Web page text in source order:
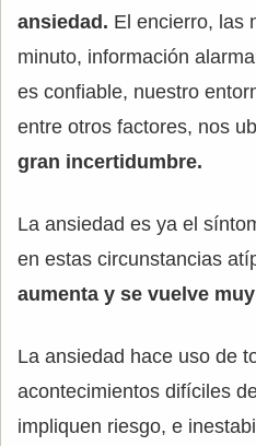
ansiedad. El encierro, las
minuto, información
es confiable, nuestro
entre otros factores, nos
gran incertidumbre.
La ansiedad es ya el
en estas circunstancias
aumenta y se vuelve
La ansiedad hace uso de
acontecimientos difíciles
impliquen riesgo, e